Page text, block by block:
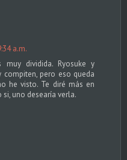
a.m.
muy dividida. Ryosuke y
pero eso queda
he visto. Te diré más en
uno desearía verla.